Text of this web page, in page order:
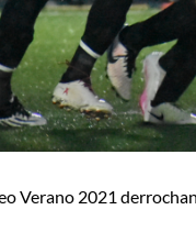
Verano 2021